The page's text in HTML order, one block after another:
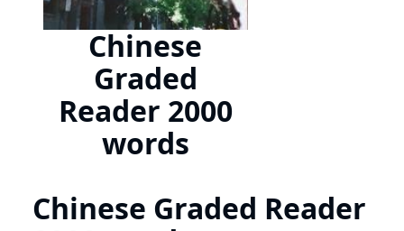
Chinese
Graded
Reader 2000
words
Chinese Graded Reader